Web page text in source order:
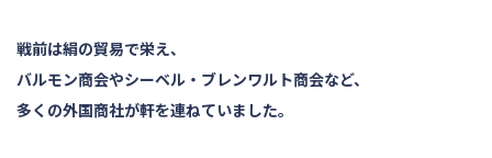
戦前は絹の貿易で栄え、
バルモン商会やシーベル・ブレンワルト商会など、
多くの外国商社が軒を連ねていました。